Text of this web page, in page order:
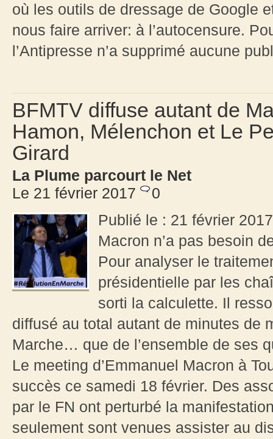
où les outils de dressage de Google
nous faire arriver: à l’autocensure.
l’Antipresse n’a supprimé aucune
BFMTV diffuse autant de
Hamon, Mélenchon et Le
Girard
La Plume parcourt le Net
Le 21 février 2017
0
Publié le : 21 février
Macron n’a pas besoin
Pour analyser le
présidentielle par les
sorti la calculette. Il
diffusé au total autant de minutes de
Marche… que de l’ensemble de ses
Le meeting d’Emmanuel Macron à
succès ce samedi 18 février. Des
par le FN ont perturbé la
seulement sont venues assister au